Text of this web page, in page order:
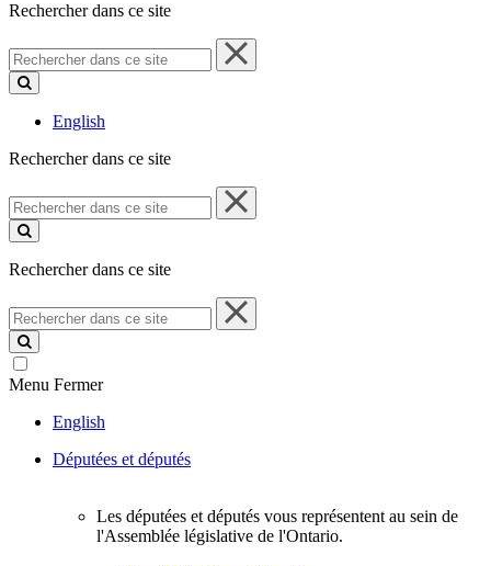
Rechercher dans ce site
Rechercher
dans
ce
English
Rechercher dans ce site
Rechercher
dans
ce
Rechercher dans ce site
Rechercher
dans
ce
site
Menu Fermer
English
Députées et députés
Les députées et députés vous représentent au sein de
l'Assemblée législative de l'Ontario.